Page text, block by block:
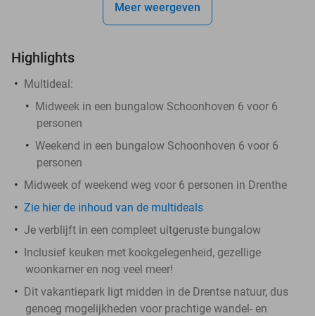
Meer weergeven
Highlights
Multideal:
Midweek in een bungalow Schoonhoven 6 voor 6
personen
Weekend in een bungalow Schoonhoven 6 voor 6
personen
Midweek of weekend weg voor 6 personen in Drenthe
Zie hier de inhoud van de multideals
Je verblijft in een compleet uitgeruste bungalow
Inclusief keuken met kookgelegenheid, gezellige
woonkamer en nog veel meer!
Dit vakantiepark ligt midden in de Drentse natuur, dus
genoeg mogelijkheden voor prachtige wandel- en